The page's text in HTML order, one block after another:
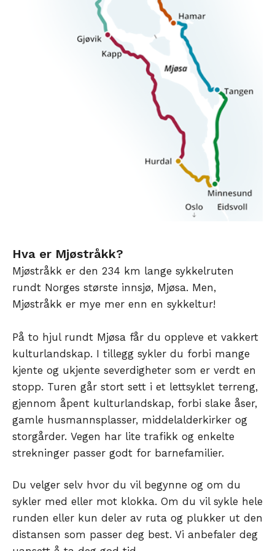
Hva er Mjøstråkk?
Mjøstråkk er den 234 km lange sykkelruten
rundt Norges største innsjø, Mjøsa. Men,
Mjøstråkk er mye mer enn en sykkeltur!
På to hjul rundt Mjøsa får du oppleve et vakkert
kulturlandskap. I tillegg sykler du forbi mange
kjente og ukjente severdigheter som er verdt en
stopp. Turen går stort sett i et lettsyklet terreng,
gjennom åpent kulturlandskap, forbi slake åser,
gamle husmannsplasser, middelalderkirker og
storgårder. Vegen har lite trafikk og enkelte
strekninger passer godt for barnefamilier.
Du velger selv hvor du vil begynne og om du
sykler med eller mot klokka. Om du vil sykle hele
runden eller kun deler av ruta og plukker ut den
distansen som passer deg best. Vi anbefaler deg